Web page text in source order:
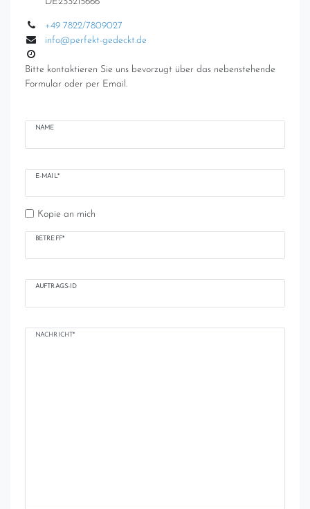
+49 7822/7809027
info@perfekt-gedeckt.de
Bitte kontaktieren Sie uns bevorzugt über das nebenstehende
Formular oder per Email.
NAME
E-MAIL*
Kopie an mich
BETREFF*
AUFTRAGS-ID
NACHRICHT*
Ceres::Template.mailFormHoneypotLabel